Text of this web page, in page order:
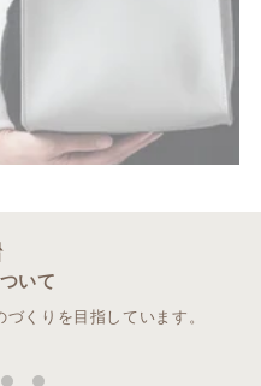
いて
くりを目指しています。